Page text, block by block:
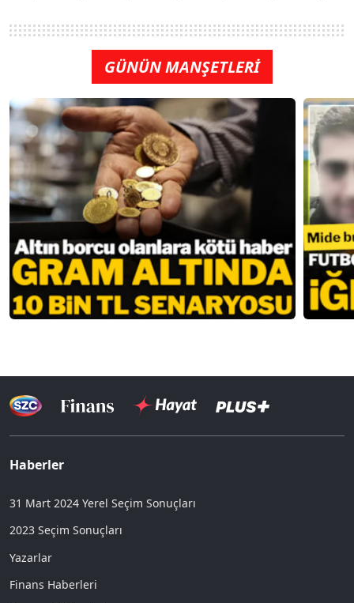
GÜNÜN MANŞETLERİ
Haberler
31 Mart 2024 Yerel Seçim Sonuçları
2023 Seçim Sonuçları
Yazarlar
Finans Haberleri